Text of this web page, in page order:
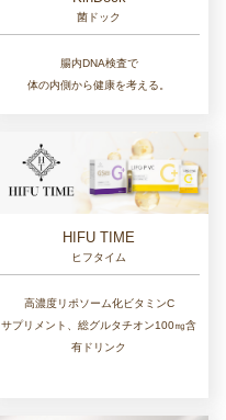
菌ドック
腸内DNA検査で
体の内側から健康を考える。
HIFU TIME
ヒフタイム
高濃度リポソーム化ビタミンC
サプリメント、総グルタチオン100㎎含
有ドリンク